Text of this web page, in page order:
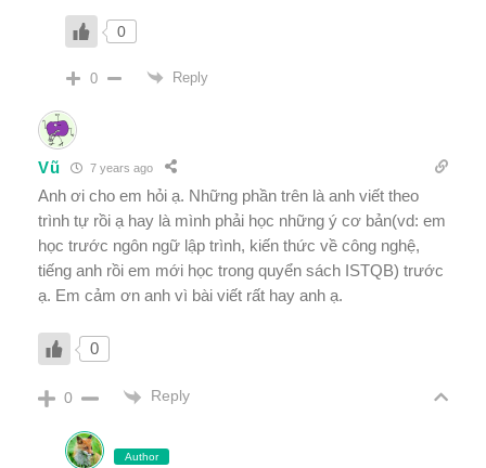
0
0 Reply
Vũ 7 years ago
Anh ơi cho em hỏi ạ. Những phần trên là anh viết theo
trình tự rồi ạ hay là mình phải học những ý cơ bản(vd: em
học trước ngôn ngữ lập trình, kiến thức về công nghệ,
tiếng anh rồi em mới học trong quyển sách ISTQB) trước
ạ. Em cảm ơn anh vì bài viết rất hay anh ạ.
0
0 Reply
Author